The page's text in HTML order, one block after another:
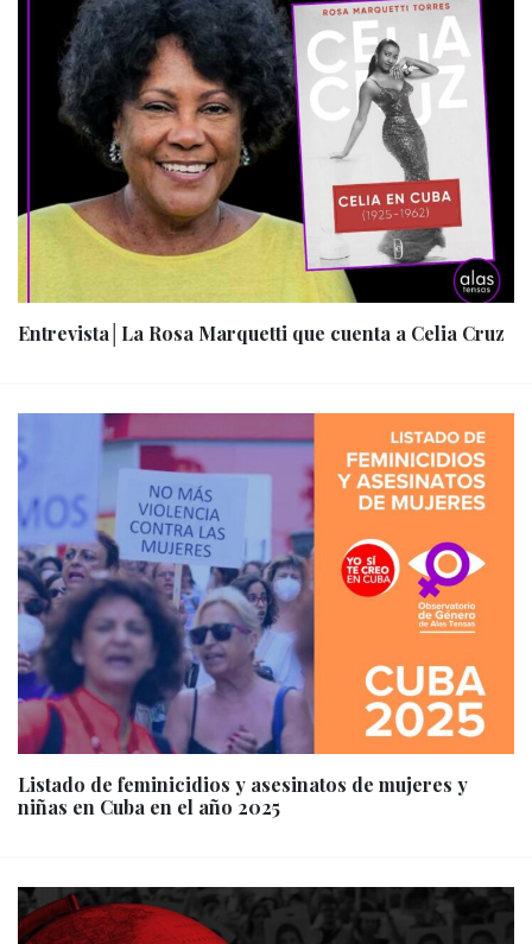
Entrevista│La Rosa Marquetti que cuenta a Celia Cruz
Listado de feminicidios y asesinatos de mujeres y
niñas en Cuba en el año 2025